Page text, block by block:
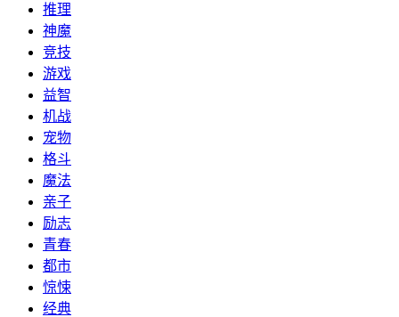
推理
神魔
竞技
游戏
益智
机战
宠物
格斗
魔法
亲子
励志
青春
都市
惊悚
经典